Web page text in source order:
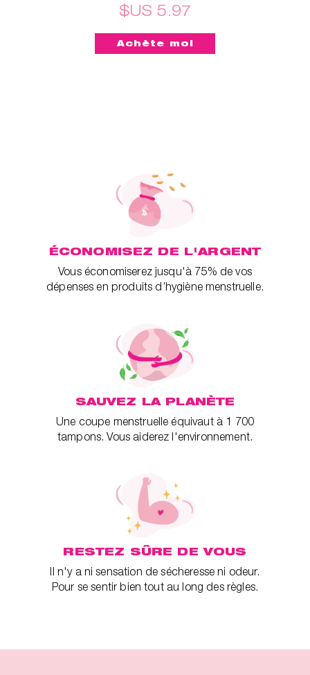
$US 5.97
ÉCONOMISEZ DE L'ARGENT
Vous économiserez jusqu'à 75% de vos
dépenses en produits d’hygiène menstruelle.
SAUVEZ LA PLANÈTE
Une coupe menstruelle équivaut à 1 700
tampons. Vous aiderez l'environnement.
RESTEZ SÛRE DE VOUS
Il n'y a ni sensation de sécheresse ni odeur.
Pour se sentir bien tout au long des règles.